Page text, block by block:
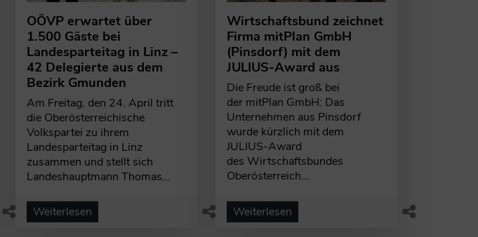
OÖVP erwartet über
1.500 Gäste bei
Landesparteitag in Linz –
42 Delegierte aus dem
Bezirk Gmunden
Am Freitag, den 24. April tritt
die Oberösterreichische
Volkspartei zu ihrem
Landesparteitag in Linz
zusammen und stellt sich
Landeshauptmann Thomas…
Weiterlesen
Wirtschaftsbund zeichnet
Firma mitPlan GmbH
(Pinsdorf) mit dem
JULIUS-Award aus
Die Freude ist groß bei
der mitPlan GmbH: Das
Unternehmen aus Pinsdorf
wurde kürzlich mit dem
JULIUS-Award
des Wirtschaftsbundes
Oberösterreich…
Weiterlesen